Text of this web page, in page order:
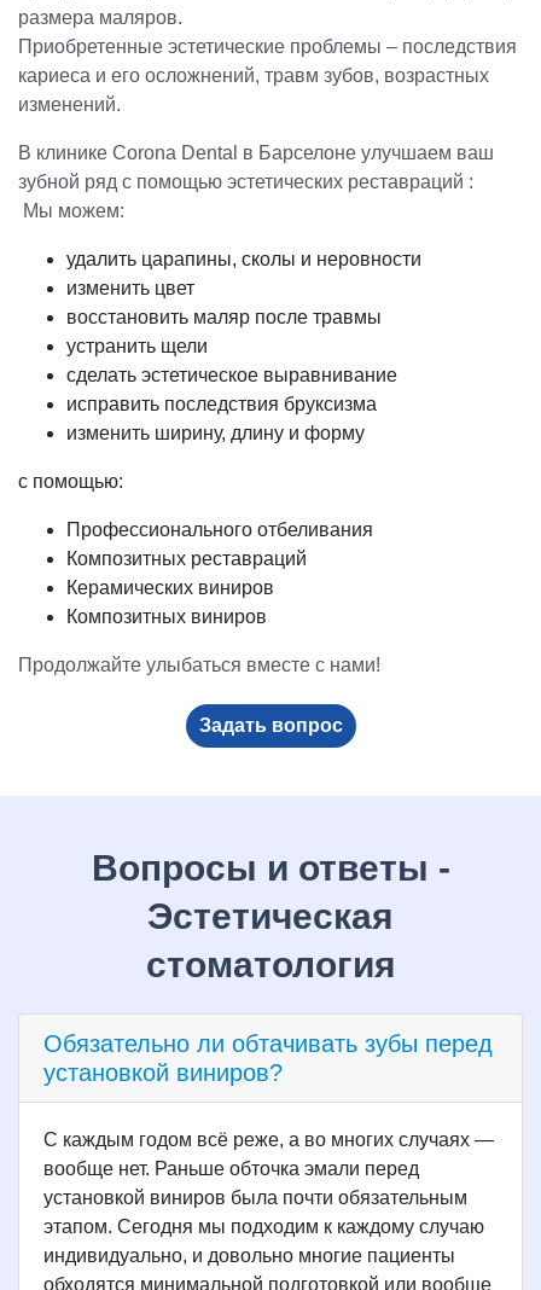
размера маляров.
Приобретенные эстетические проблемы – последствия
кариеса и его осложнений, травм зубов, возрастных
изменений.
В клинике Corona Dental в Барселоне улучшаем ваш
зубной ряд с помощью эстетических реставраций :
Мы можем:
удалить царапины, сколы и неровности
изменить цвет
восстановить маляр после травмы
устранить щели
сделать эстетическое выравнивание
исправить последствия бруксизма
изменить ширину, длину и форму
с помощью:
Профессионального отбеливания
Композитных реставраций
Керамических виниров
Композитных виниров
Продолжайте улыбаться вместе с нами!
Задать вопрос
Вопросы и ответы -
Эстетическая
стоматология
Обязательно ли обтачивать зубы перед
установкой виниров?
С каждым годом всё реже, а во многих случаях —
вообще нет. Раньше обточка эмали перед
установкой виниров была почти обязательным
этапом. Сегодня мы подходим к каждому случаю
индивидуально, и довольно многие пациенты
обходятся минимальной подготовкой или вообще